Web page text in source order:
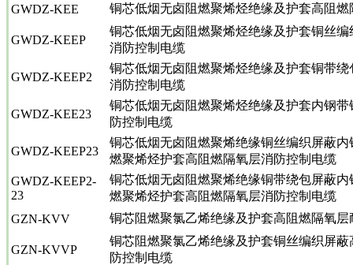
GWDZ-KEE
铜芯低烟无卤阻燃聚烯烃绝缘及护套高阻
GWDZ-KEEP
铜芯低烟无卤阻燃聚烯烃绝缘及护套铜丝
消防控制电缆
GWDZ-KEEP2
铜芯低烟无卤阻燃聚烯烃绝缘及护套铜带
消防控制电缆
GWDZ-KEE23
铜芯低烟无卤阻燃聚烯烃绝缘及护套内钢
防控制电缆
GWDZ-KEEP23
铜芯低烟无卤阻燃聚烯绝缘铜丝编织屏蔽
燃聚烯烃护套高阻燃隔氧层消防控制电缆
GWDZ-KEEP2-
23
铜芯低烟无卤阻燃聚烯绝缘铜带绕包屏蔽
燃聚烯烃护套高阻燃隔氧层消防控制电缆
GZN-KVV
铜芯阻燃聚氯乙烯绝缘及护套高阻燃隔氧
GZN-KVVP
铜芯阻燃聚氯乙烯绝缘及护套铜丝编织屏
防控制电缆